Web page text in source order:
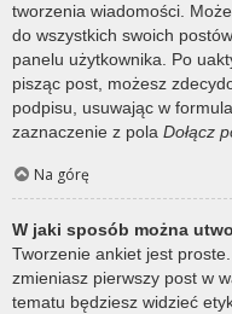
tworzenia wiadomości.
do wszystkich swoich
panelu użytkownika. Po
pisząc post, możesz
podpisu, usuwając w
zaznaczenie z pola Dołącz
Na górę
W jaki sposób można
Tworzenie ankiet jest
zmieniasz pierwszy post w
tematu będziesz widzieć